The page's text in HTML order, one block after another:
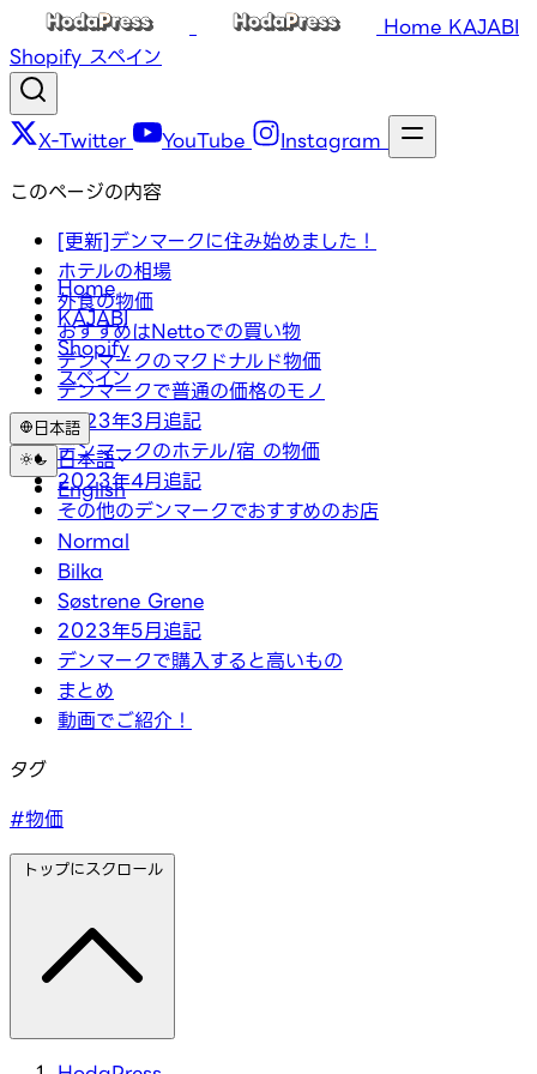
Home KAJABI
Shopify スペイン
X-Twitter YouTube Instagram
Home
KAJABI
Shopify
スペイン
日本語
日本語
English
このページの内容
[更新]デンマークに住み始めました！
ホテルの相場
外食の物価
おすすめはNettoでの買い物
デンマークのマクドナルド物価
デンマークで普通の価格のモノ
2023年3月追記
デンマークのホテル/宿 の物価
2023年4月追記
その他のデンマークでおすすめのお店
Normal
Bilka
Søstrene Grene
2023年5月追記
デンマークで購入すると高いもの
まとめ
動画でご紹介！
タグ
#物価
トップにスクロール